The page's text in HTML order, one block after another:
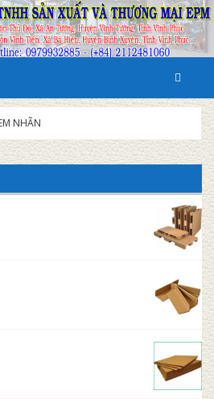
NHÃN